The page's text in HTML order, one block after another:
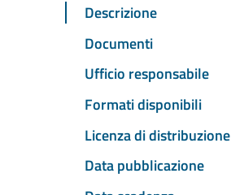
Descrizione
Documenti
Ufficio responsabile
Formati disponibili
Licenza di distribuzione
Data pubblicazione